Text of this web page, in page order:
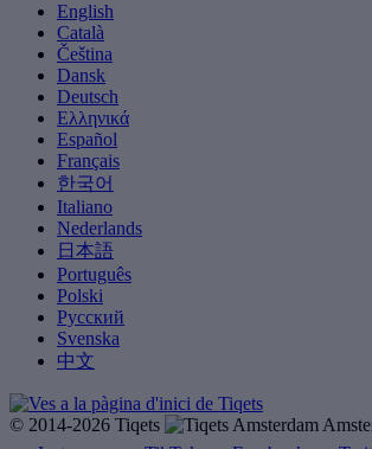
English
Català
Čeština
Dansk
Deutsch
Ελληνικά
Español
Français
한국어
Italiano
Nederlands
日本語
Português
Polski
Русский
Svenska
中文
© 2014-2026 Tiqets